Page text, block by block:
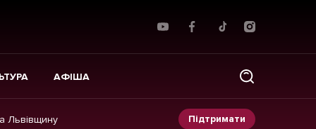
АФІША
Львівщину Підтримати